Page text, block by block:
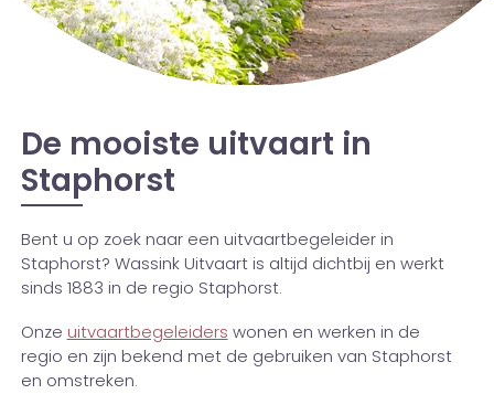
De mooiste uitvaart in
Staphorst
Bent u op zoek naar een uitvaartbegeleider in
Staphorst? Wassink Uitvaart is altijd dichtbij en werkt
sinds 1883 in de regio Staphorst.
Onze uitvaartbegeleiders wonen en werken in de
regio en zijn bekend met de gebruiken van Staphorst
en omstreken.